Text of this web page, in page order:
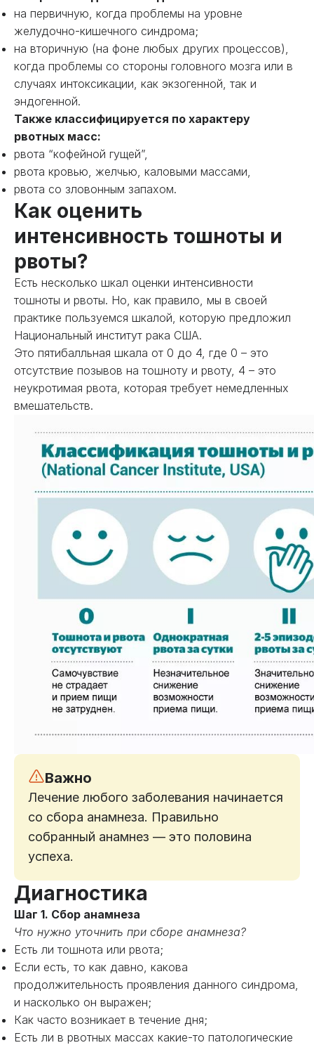
на первичную, когда проблемы на уровне
желудочно-кишечного синдрома;
на вторичную (на фоне любых других процессов),
когда проблемы со стороны головного мозга или в
случаях интоксикации, как экзогенной, так и
эндогенной.
Также классифицируется по характеру
рвотных масс:
рвота “кофейной гущей”,
рвота кровью, желчью, каловыми массами,
рвота со зловонным запахом.
Как оценить
интенсивность тошноты и
рвоты?
Есть несколько шкал оценки интенсивности
тошноты и рвоты. Но, как правило, мы в своей
практике пользуемся шкалой, которую предложил
Национальный институт рака США.
Это пятибалльная шкала от 0 до 4, где 0 – это
отсутствие позывов на тошноту и рвоту, 4 – это
неукротимая рвота, которая требует немедленных
вмешательств.
Важно
Лечение любого заболевания начинается
со сбора анамнеза. Правильно
собранный анамнез — это половина
успеха.
Диагностика
Шаг 1. Сбор анамнеза
Что нужно уточнить при сборе анамнеза?
Есть ли тошнота или рвота;
Если есть, то как давно, какова
продолжительность проявления данного синдрома,
и насколько он выражен;
Как часто возникает в течение дня;
Есть ли в рвотных массах какие-то патологические